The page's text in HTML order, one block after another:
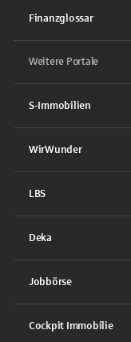
Finanzglossar
Weitere Portale
S-Immobilien
WirWunder
LBS
Deka
Jobbörse
Cockpit Immobilie